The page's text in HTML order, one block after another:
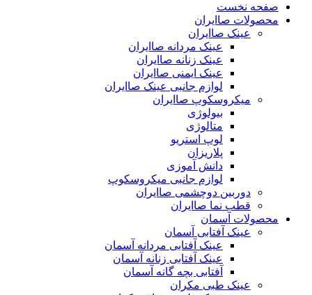
صفحه نخست
محصولات صاایران
عینک صاایران
عینک مردانه صاایران
عینک زنانه صاایران
عینک ایمنی صاایران
لوازم جانبی عینک صاایران
میکروسکوپ صاایران
بیولوژی
متالوژی
لوپ استریو
پلاریزان
دانش آموزی
لوازم جانبی میکروسکوپ
دوربین دوچشمی صاایران
قطب نما صاایران
محصولات آسمان
عینک آفتابی آسمان
عینک آفتابی مردانه آسمان
عینک آفتابی زنانه آسمان
آفتابی بچه گانه آسمان
عینک طبی مکران